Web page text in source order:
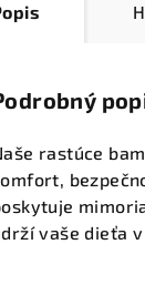
rastúce
vaše dieťa